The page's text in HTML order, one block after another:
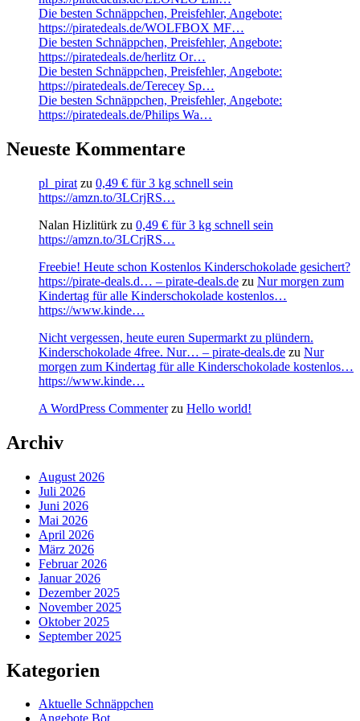
Die besten Schnäppchen, Preisfehler, Angebote:
https://piratedeals.de/WOLFBOX MF…
Die besten Schnäppchen, Preisfehler, Angebote:
https://piratedeals.de/herlitz Or…
Die besten Schnäppchen, Preisfehler, Angebote:
https://piratedeals.de/Terecey Sp…
Die besten Schnäppchen, Preisfehler, Angebote:
https://piratedeals.de/Philips Wa…
Neueste Kommentare
pl_pirat zu 0,49 € für 3 kg schnell sein
https://amzn.to/3LCrjRS…
Nalan Hizlitürk zu 0,49 € für 3 kg schnell sein
https://amzn.to/3LCrjRS…
Freebie! Heute schon Kostenlos Kinderschokolade gesichert?
https://pirate-deals.d… – pirate-deals.de zu Nur morgen zum
Kindertag für alle Kinderschokolade kostenlos…
https://www.kinde…
Nicht vergessen, heute euren Supermarkt zu plündern.
Kinderschokolade 4free. Nur… – pirate-deals.de zu Nur
morgen zum Kindertag für alle Kinderschokolade kostenlos…
https://www.kinde…
A WordPress Commenterzu Hello world!
Archiv
August 2026
Juli 2026
Juni 2026
Mai 2026
April 2026
März 2026
Februar 2026
Januar 2026
Dezember 2025
November 2025
Oktober 2025
September 2025
Kategorien
Aktuelle Schnäppchen